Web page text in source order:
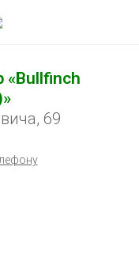
«Bullfinch
69